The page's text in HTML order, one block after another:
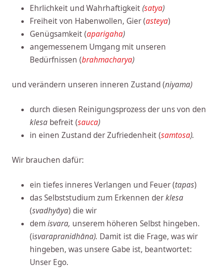
Ehrlichkeit und Wahrhaftigkeit(satya)
Freiheit von Habenwollen, Gier (asteya)
Genügsamkeit (aparigaha)
angemessenem Umgang mit unseren
Bedürfnissen (brahmacharya)
und verändern unseren inneren Zustand (niyama)
durch diesen Reinigungsprozess der uns von den
klesa befreit (sauca)
in einen Zustand der Zufriedenheit (samtosa).
Wir brauchen dafür:
ein tiefes inneres Verlangen und Feuer (tapas)
das Selbststudium zum Erkennen derklesa
(svadhyāya) die wir
demisvara, unserem höheren Selbst hingeben.
(isvarapranidhāna). Damit ist die Frage, was wir
hingeben, was unsere Gabe ist, beantwortet:
Unser Ego.